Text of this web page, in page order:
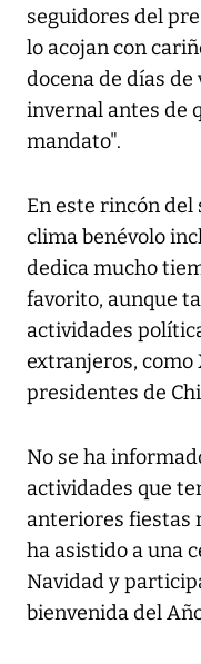
seguidores del
lo acojan con
docena de días
invernal antes de
mandato".
En este rincón del
clima benévolo
dedica mucho
favorito, aunque
actividades
extranjeros, como
presidentes de
No se ha
actividades que
anteriores fiestas
ha asistido a una
Navidad y
bienvenida del